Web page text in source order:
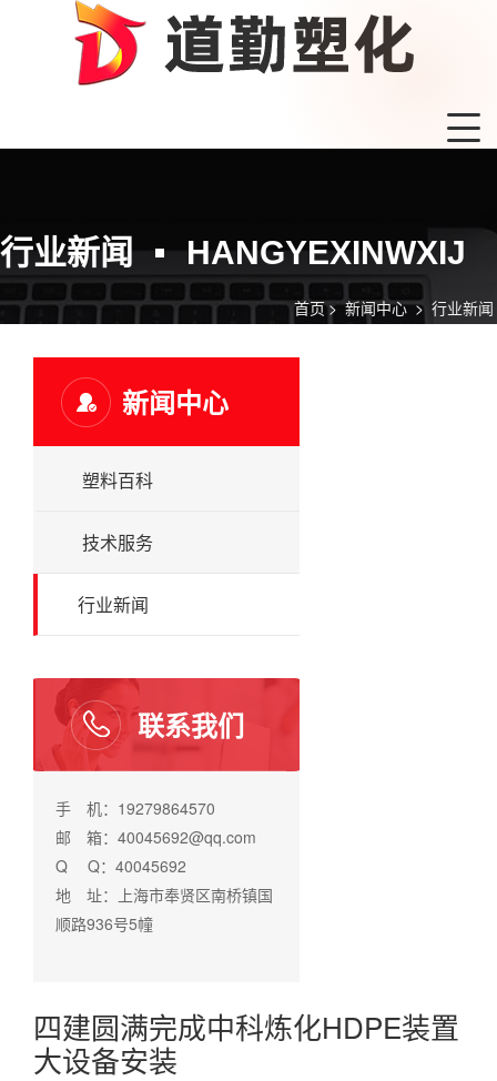
行业新闻 HANGYEXINWXIJ
首页 >新闻中心> 行业新闻
新闻中心
塑料百科
技术服务
行业新闻
联系我们
手 机：19279864570
邮 箱：40045692@qq.com
Q Q：40045692
地 址：上海市奉贤区南桥镇国
顺路936号5幢
四建圆满完成中科炼化HDPE装置
大设备安装